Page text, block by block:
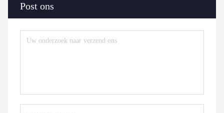
Post ons